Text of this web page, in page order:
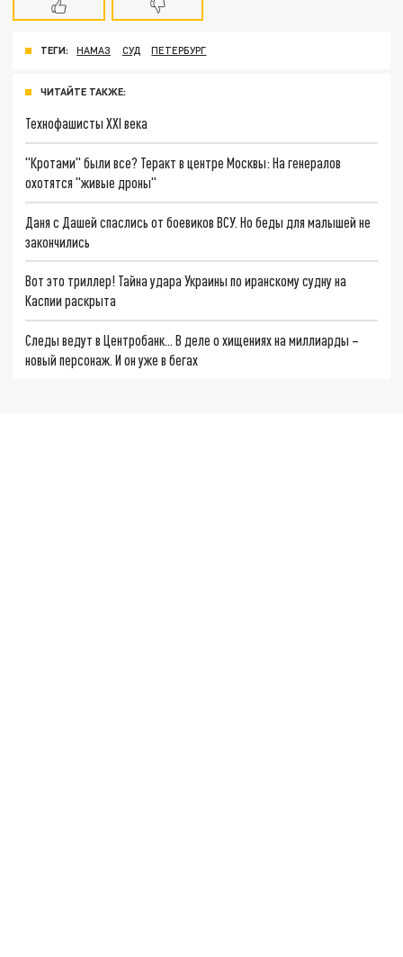
ТЕГИ: НАМАЗ СУД ПЕТЕРБУРГ
ЧИТАЙТЕ ТАКЖЕ:
Технофашисты XXI века
"Кротами" были все? Теракт в центре Москвы: На генералов
охотятся "живые дроны"
Даня с Дашей спаслись от боевиков ВСУ. Но беды для малышей не
закончились
Вот это триллер! Тайна удара Украины по иранскому судну на
Каспии раскрыта
Следы ведут в Центробанк… В деле о хищениях на миллиарды –
новый персонаж. И он уже в бегах